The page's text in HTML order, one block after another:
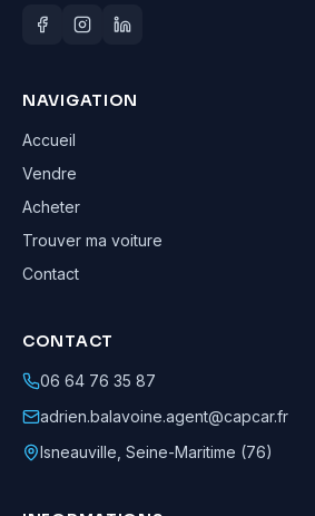
NAVIGATION
Accueil
Vendre
Acheter
Trouver ma voiture
Contact
CONTACT
06 64 76 35 87
adrien.balavoine.agent@capcar.fr
Isneauville Seine-Maritime (76)